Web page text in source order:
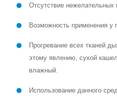
Отсутствие
Возможность применения у
Прогревание всех тканей
этому явлению, сухой
влажный.
Использование данного